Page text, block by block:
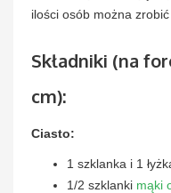
ilości osób można
Składniki (na
cm):
Ciasto:
1 szklanka i 1
1/2 szklanki mąki